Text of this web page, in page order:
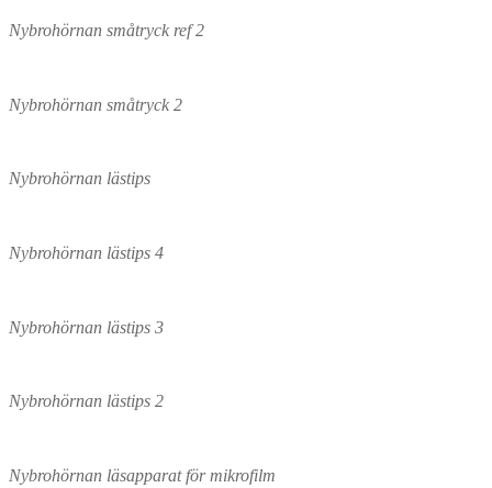
Nybrohörnan småtryck ref 2
Nybrohörnan småtryck 2
Nybrohörnan lästips
Nybrohörnan lästips 4
Nybrohörnan lästips 3
Nybrohörnan lästips 2
Nybrohörnan läsapparat för mikrofilm